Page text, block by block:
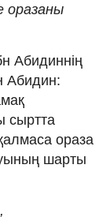
оразаны
Абидиннің
Абидин:
сыртта
ораза
шарты